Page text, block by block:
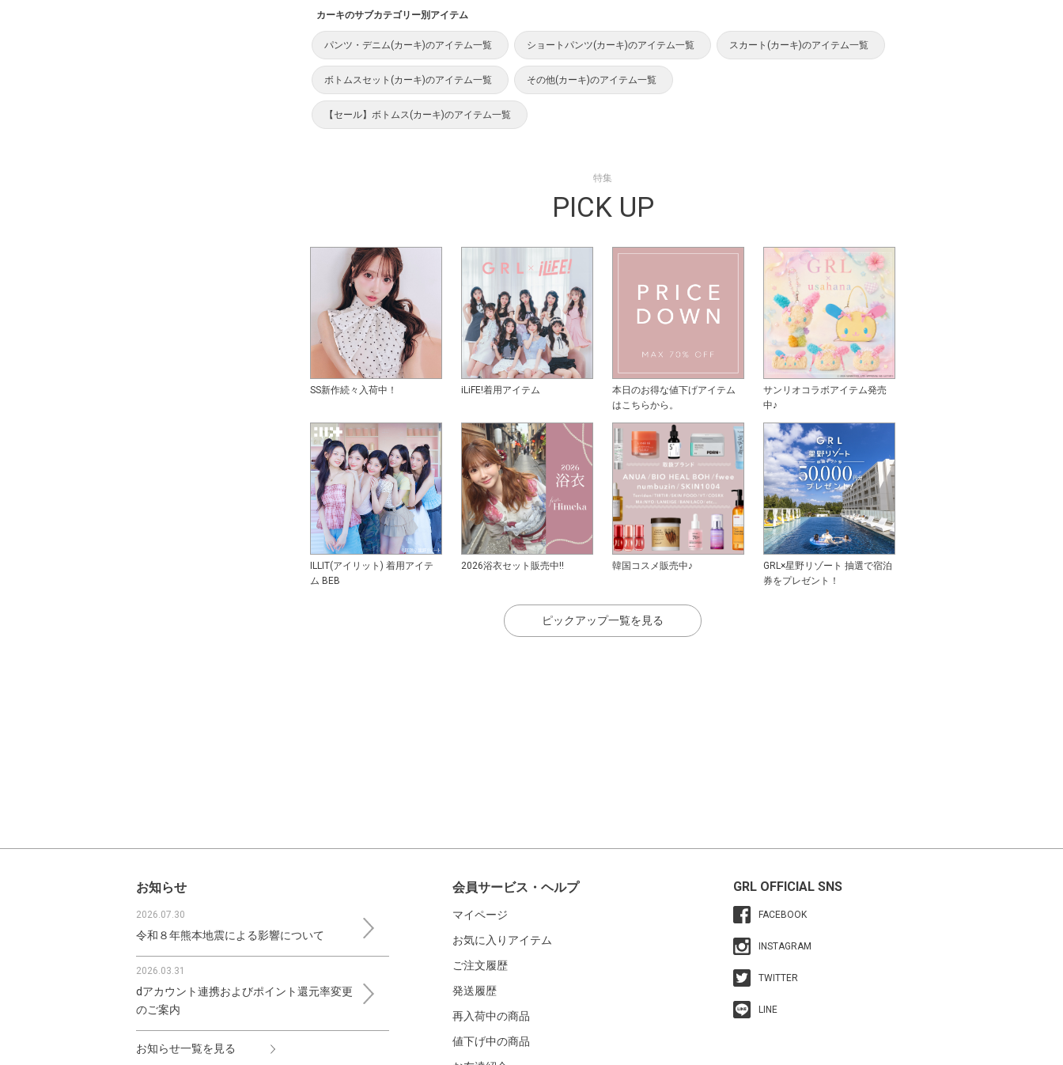
カーキのサブカテゴリー別アイテム
パンツ・デニム(カーキ)のアイテム一覧 ショートパンツ(カーキ)のアイテム一覧 スカート(カーキ)のアイテム一覧
ボトムスセット(カーキ)のアイテム一覧 その他(カーキ)のアイテム一覧
【セール】ボトムス(カーキ)のアイテム一覧
特集
PICK UP
SS新作続々入荷中！ iLiFE!着用アイテム
本日のお得な値下げアイテム
はこちらから。
サンリオコラボアイテム発売
中♪
ILLIT(アイリット) 着用アイテ
ム BEB
2026浴衣セット販売中!! 韓国コスメ販売中♪
GRL×星野リゾート 抽選で宿泊
券をプレゼント！
ピックアップ一覧を見る
お知らせ
2026.07.30
令和８年熊本地震による影響について
2026.03.31
dアカウント連携およびポイント還元率変更
のご案内
お知らせ一覧を見る
会員サービス・ヘルプ
マイページ
お気に入りアイテム
ご注文履歴
発送履歴
再入荷中の商品
値下げ中の商品
GRL OFFICIAL SNS
FACEBOOK
INSTAGRAM
TWITTER
LINE